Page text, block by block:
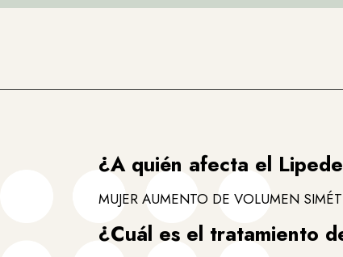
¿A quién afecta el
MUJER AUMENTO DE VOLUMEN
¿Cuál es el tratamiento